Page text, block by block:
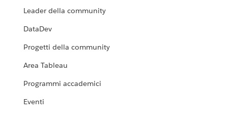
Leader della community
DataDev
Progetti della community
Area Tableau
Programmi accademici
Eventi